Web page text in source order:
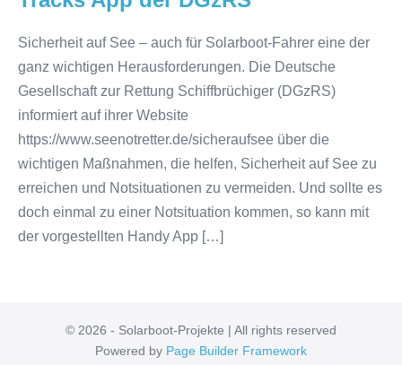
DGzRS
Sicherheit auf See – auch für Solarboot-Fahrer eine der
ganz wichtigen Herausforderungen. Die Deutsche
Gesellschaft zur Rettung Schiffbrüchiger (DGzRS)
informiert auf ihrer Website
https://www.seenotretter.de/sicheraufsee über die
wichtigen Maßnahmen, die helfen, Sicherheit auf See zu
erreichen und Notsituationen zu vermeiden. Und sollte es
doch einmal zu einer Notsituation kommen, so kann mit
der vorgestellten Handy App […]
© 2026 - Solarboot-Projekte | All rights reserved
Powered by Page Builder Framework